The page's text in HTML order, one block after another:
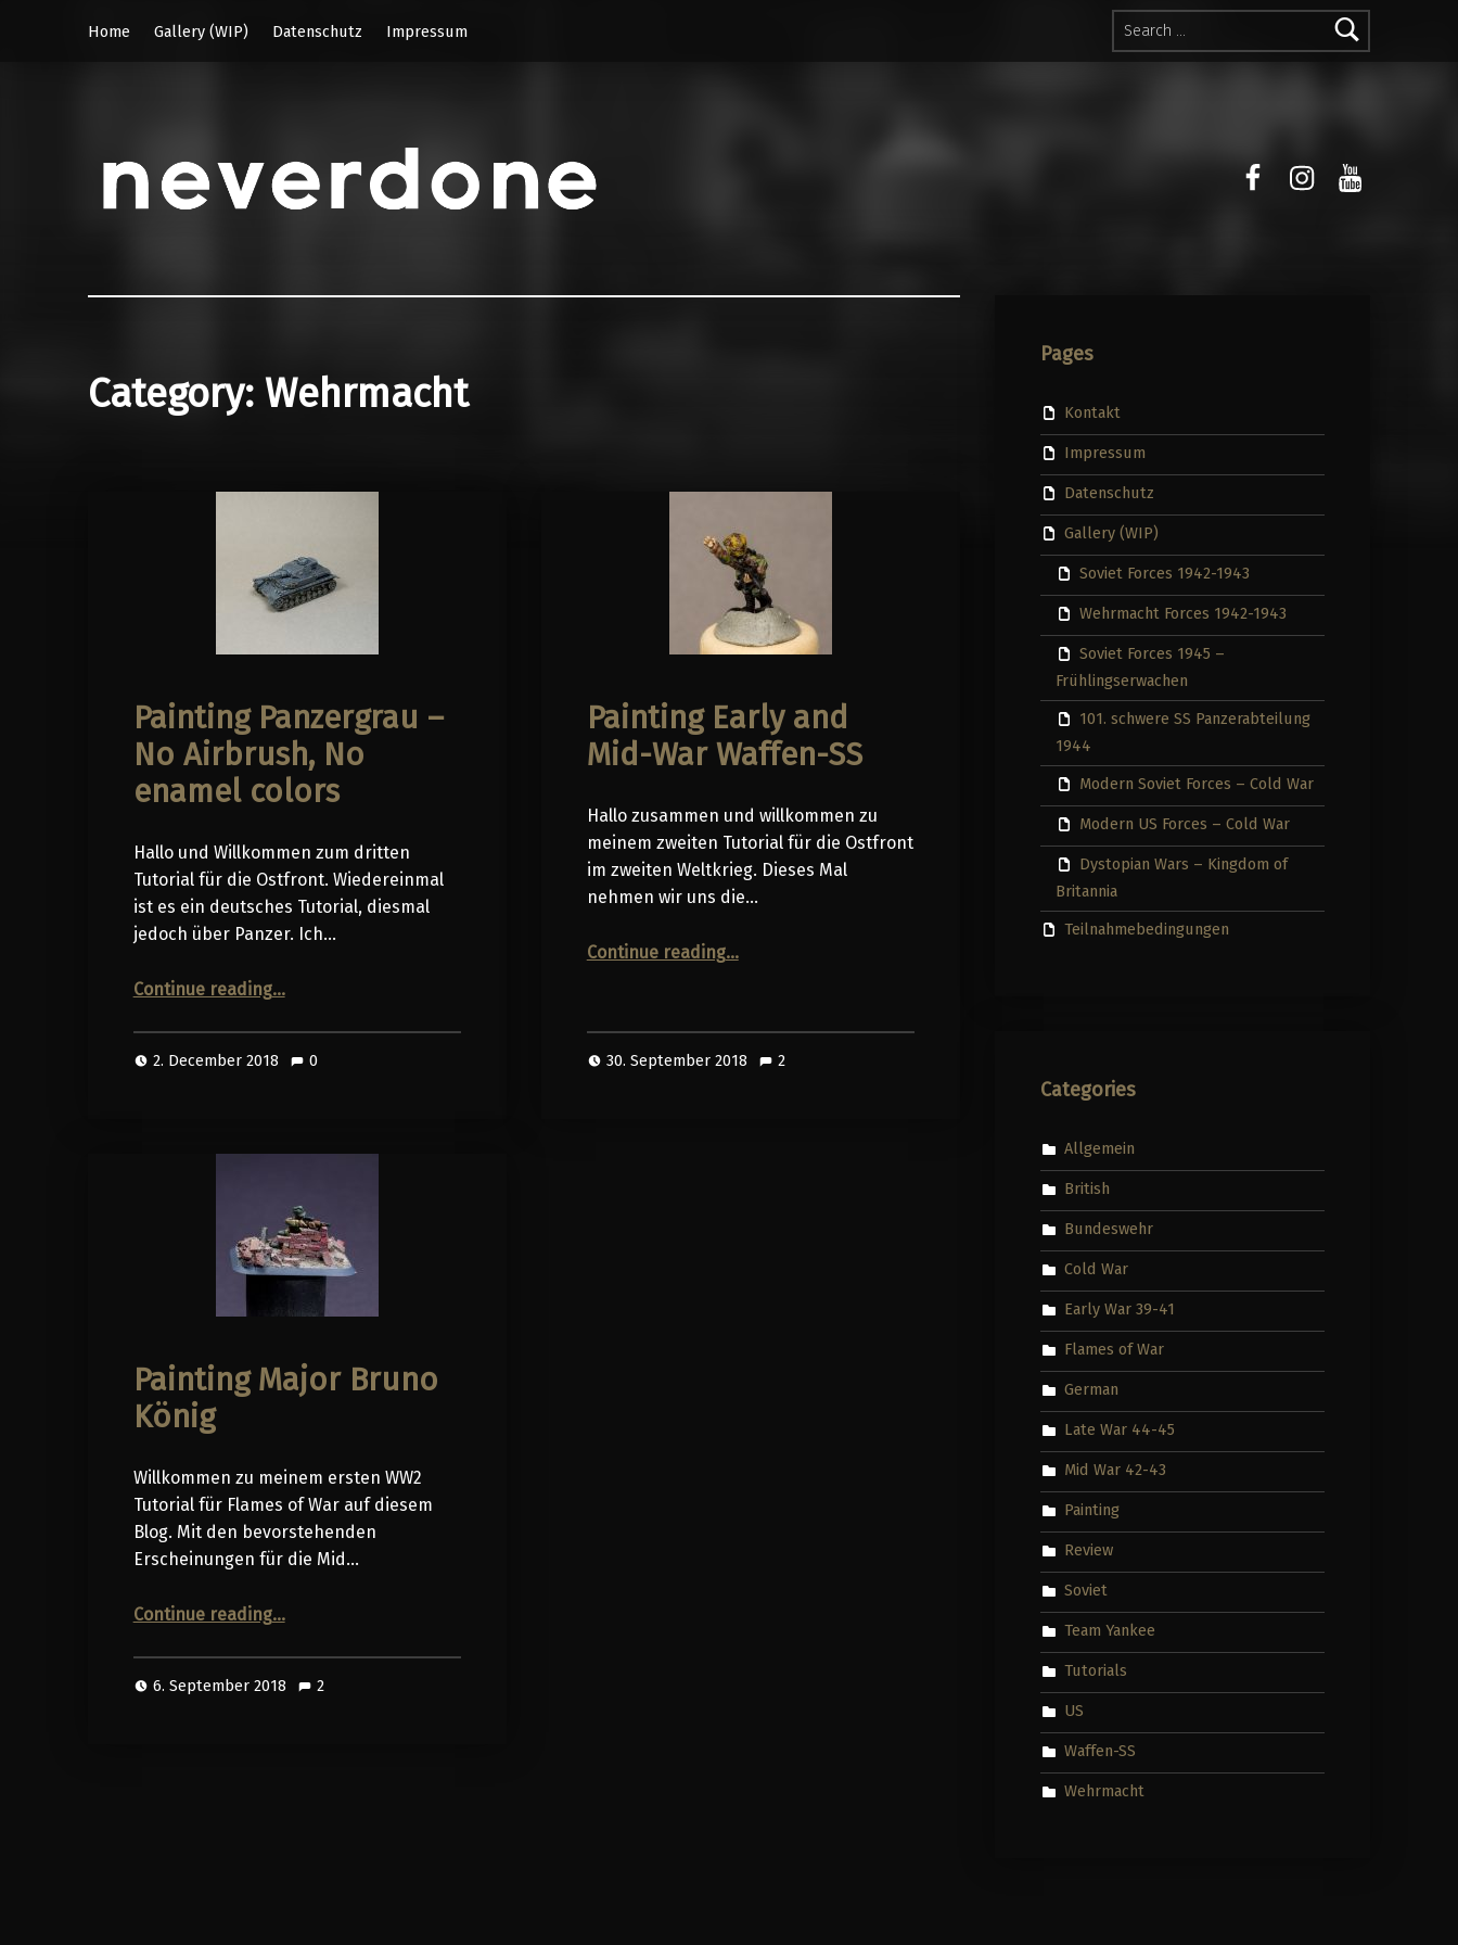
Search for:
Home
Gallery (WIP) Datenschutz Impressum
facebookinstagram
youtube
Category: Wehrmacht
Painting Panzergrau –
No Airbrush, No
enamel colors
Hallo und Willkommen zum dritten
Tutorial für die Ostfront. Wiedereinmal
ist es ein deutsches Tutorial, diesmal
jedoch über Panzer. Ich…
Continue reading“Painting Panzergrau – No Airbrush, No enamel colors”
…
2. December 2018 0
Painting Early and
Mid-War Waffen-SS
Hallo zusammen und willkommen zu
meinem zweiten Tutorial für die Ostfront
im zweiten Weltkrieg. Dieses Mal
nehmen wir uns die…
Continue reading“Painting Early and Mid-War Waffen-SS”
…
30. September 2018 2
Painting Major Bruno
König
Willkommen zu meinem ersten WW2
Tutorial für Flames of War auf diesem
Blog. Mit den bevorstehenden
Erscheinungen für die Mid…
Continue reading
“Painting Major Bruno König”
…
6. September 2018 2
Pages
Kontakt
Impressum
Datenschutz
Gallery (WIP)
Soviet Forces 1942-1943
Wehrmacht Forces 1942-1943
Soviet Forces 1945 –
Frühlingserwachen
101. schwere SS Panzerabteilung
1944
Modern Soviet Forces – Cold War
Modern US Forces – Cold War
Dystopian Wars – Kingdom of
Britannia
Teilnahmebedingungen
Categories
Allgemein
British
Bundeswehr
Cold War
Early War 39-41
Flames of War
German
Late War 44-45
Mid War 42-43
Painting
Review
Soviet
Team Yankee
Tutorials
US
Waffen-SS
Wehrmacht